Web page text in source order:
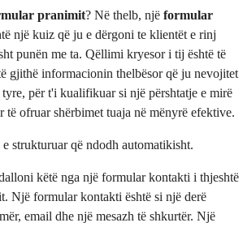
pranimit? Në thelb, një formular
një kuiz që ju e dërgoni te klientët e rinj
punën me ta. Qëllimi kryesor i tij është të
gjithë informacionin thelbësor që ju nevojitet
për t'i kualifikuar si një përshtatje e mirë
të ofruar shërbimet tuaja në mënyrë efektive.
strukturuar që ndodh automatikisht.
këtë nga një formular kontakti i thjeshtë
Një formular kontakti është si një derë
email dhe një mesazh të shkurtër. Një